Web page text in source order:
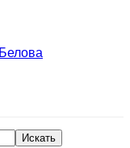
Искать